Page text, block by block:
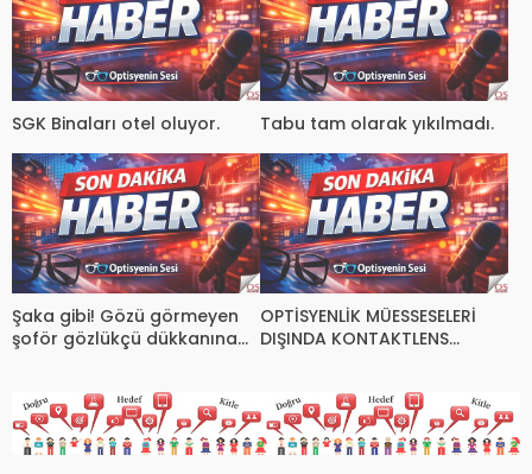
SGK Binaları otel oluyor. Tabu tam olarak yıkılmadı.
Şaka gibi! Gözü görmeyen
şoför gözlükçü dükkanına
OPTİSYENLİK MÜESSESELERİ
DIŞINDA KONTAKTLENS